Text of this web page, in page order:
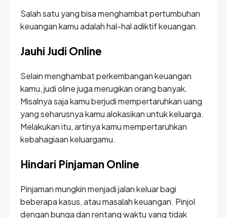
Salah satu yang bisa menghambat pertumbuhan
keuangan kamu adalah hal-hal adiktif keuangan.
Jauhi Judi Online
Selain menghambat perkembangan keuangan
kamu, judi oline juga merugikan orang banyak.
Misalnya saja kamu berjudi mempertaruhkan uang
yang seharusnya kamu alokasikan untuk keluarga.
Melakukan itu, artinya kamu mempertaruhkan
kebahagiaan keluargamu.
Hindari Pinjaman Online
Pinjaman mungkin menjadi jalan keluar bagi
beberapa kasus, atau masalah keuangan. Pinjol
dengan bunga dan rentang waktu yang tidak